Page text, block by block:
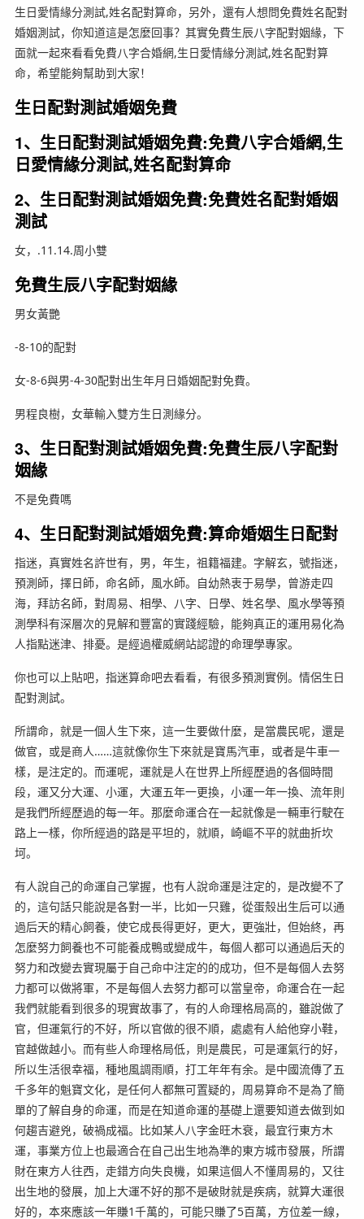
生日愛情緣分測試,姓名配對算命，另外，還有人想問免費姓名配對
婚姻測試，你知道這是怎麼回事？其實免費生辰八字配對姻緣，下
面就一起來看看免費八字合婚網,生日愛情緣分測試,姓名配對算
命，希望能夠幫助到大家！
生日配對測試婚姻免費
1、生日配對測試婚姻免費:免費八字合婚網,生
日愛情緣分測試,姓名配對算命
2、生日配對測試婚姻免費:免費姓名配對婚姻
測試
女，.11.14.周小雙
免費生辰八字配對姻緣
男女黃艷
-8-10的配對
女-8-6與男-4-30配對出生年月日婚姻配對免費。
男程良樹，女華輸入雙方生日測緣分。
3、生日配對測試婚姻免費:免費生辰八字配對
姻緣
不是免費嗎
4、生日配對測試婚姻免費:算命婚姻生日配對
指迷，真實姓名許世有，男，年生，祖籍福建。字解玄，號指迷，
預測師，擇日師，命名師，風水師。自幼熱衷于易學，曾游走四
海，拜訪名師，對周易、相學、八字、日學、姓名學、風水學等預
測學科有深層次的見解和豐富的實踐經驗，能夠真正的運用易化為
人指點迷津、排憂。是經過權威網站認證的命理學專家。
你也可以上貼吧，指迷算命吧去看看，有很多預測實例。情侶生日
配對測試。
所謂命，就是一個人生下來，這一生要做什麼，是當農民呢，還是
做官，或是商人……這就像你生下來就是寶馬汽車，或者是牛車一
樣，是注定的。而運呢，運就是人在世界上所經歷過的各個時間
段，運又分大運、小運，大運五年一更換，小運一年一換、流年則
是我們所經歷過的每一年。那麼命運合在一起就像是一輛車行駛在
路上一樣，你所經過的路是平坦的，就順，崎嶇不平的就曲折坎
坷。
有人說自己的命運自己掌握，也有人說命運是注定的，是改變不了
的，這句話只能說是各對一半，比如一只雞，從蛋殼出生后可以通
過后天的精心飼養，使它成長得更好，更大，更強壯，但始終，再
怎麼努力飼養也不可能養成鴨或變成牛，每個人都可以通過后天的
努力和改變去實現屬于自己命中注定的的成功，但不是每個人去努
力都可以做將軍，不是每個人去努力都可以當皇帝，命運合在一起
我們就能看到很多的現實故事了，有的人命理格局高的，雖說做了
官，但運氣行的不好，所以官做的很不順，處處有人給他穿小鞋，
官越做越小。而有些人命理格局低，則是農民，可是運氣行的好，
所以生活很幸福，種地風調雨順，打工年年有余。是中國流傳了五
千多年的魁寶文化，是任何人都無可置疑的，周易算命不是為了簡
單的了解自身的命運，而是在知道命運的基礎上還要知道去做到如
何趨吉避兇，破禍成福。比如某人八字金旺木衰，最宜行東方木
運，事業方位上也最適合在自己出生地為準的東方城市發展，所謂
財在東方人往西，走錯方向失良機，如果這個人不懂周易的，又往
出生地的發展，加上大運不好的那不是破財就是疾病，就算大運很
好的，本來應該一年賺1千萬的，可能只賺了5百萬，方位差一線，